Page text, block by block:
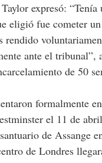
expresó:
eligió fue cometer
rendido
ante el tribunal”,
de 50
formalmente
el 11 de
de Assange
de Londres